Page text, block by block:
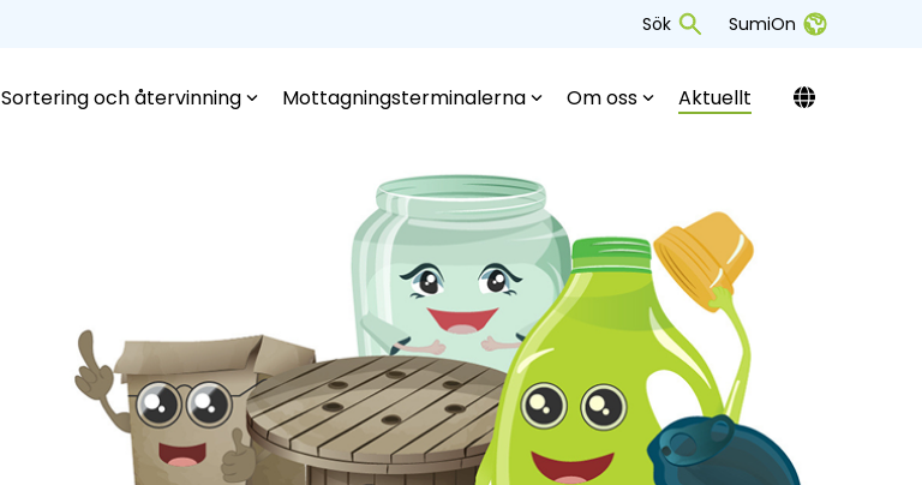
Sök SumiOn
Sortering och återvinning Mottagningsterminalerna Om oss Aktuellt